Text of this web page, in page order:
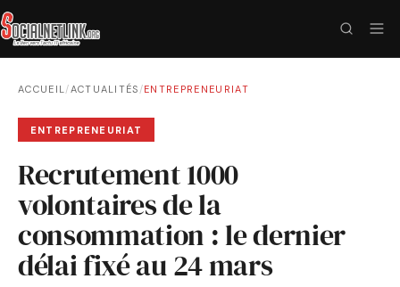
ACCUEIL/ACTUALITÉS /ENTREPRENEURIAT
ENTREPRENEURIAT
Recrutement 1000
volontaires de la
consommation : le dernier
délai fixé au 24 mars